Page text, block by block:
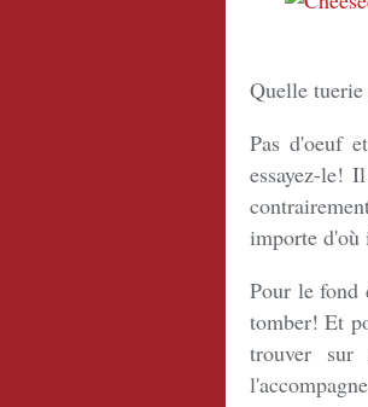
Quelle tuerie
Pas d'oeuf
essayez-le!
importe
Pour le fond
tomber! Et
trouver